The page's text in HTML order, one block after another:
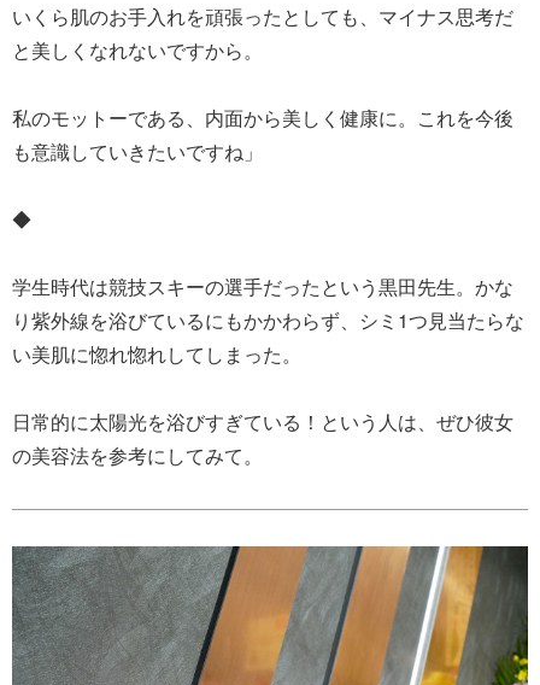
いくら肌のお手入れを頑張ったとしても、マイナス思考だ
と美しくなれないですから。
私のモットーである、内面から美しく健康に。これを今後
も意識していきたいですね」
◆
学生時代は競技スキーの選手だったという黒田先生。かな
り紫外線を浴びているにもかかわらず、シミ1つ見当たらな
い美肌に惚れ惚れしてしまった。
日常的に太陽光を浴びすぎている！という人は、ぜひ彼女
の美容法を参考にしてみて。